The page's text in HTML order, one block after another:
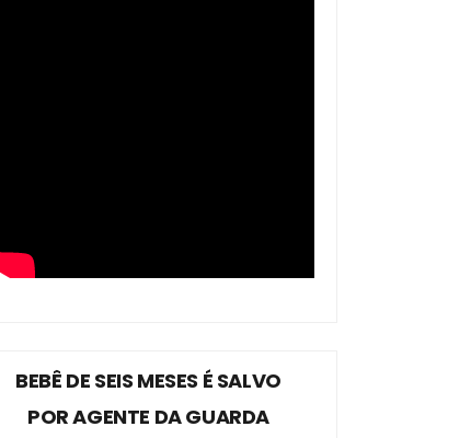
BEBÊ DE SEIS MESES É SALVO
POR AGENTE DA GUARDA